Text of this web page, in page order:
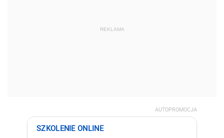
REKLAMA
AUTOPROMOCJA
SZKOLENIE ONLINE